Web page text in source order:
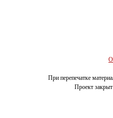
О
При перепечатке
Проект закрыт